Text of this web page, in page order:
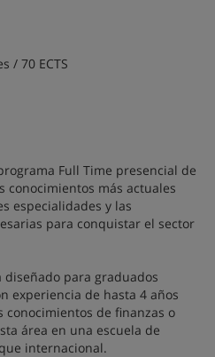
/ 70 ECTS
Full Time presencial de
conocimientos más actuales
especialidades y las
para conquistar el sector
diseñado para graduados
experiencia de hasta 4 años
de finanzas o
área en una escuela de
internacional.